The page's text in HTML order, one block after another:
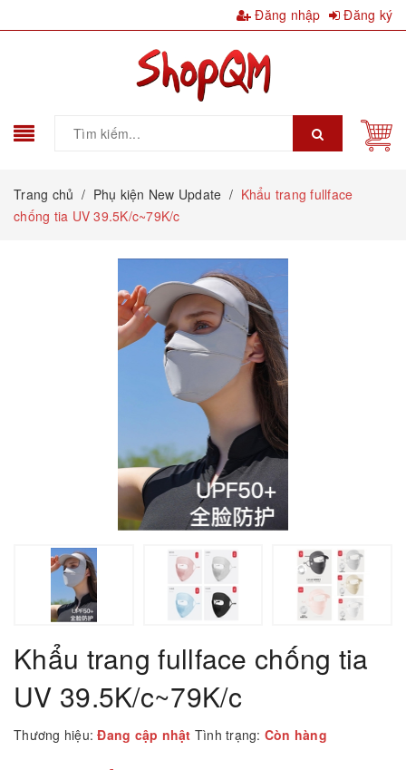
Đăng nhập Đăng ký
Trang chủ / Phụ kiện New Update / Khẩu trang fullface
chống tia UV 39.5K/c~79K/c
Khẩu trang fullface chống tia
UV 39.5K/c~79K/c
Thương hiệu: Đang cập nhật Tình trạng: Còn hàng